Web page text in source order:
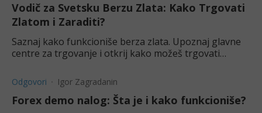
Vodič za Svetsku Berzu Zlata: Kako Trgovati
Zlatom i Zaraditi?
Saznaj kako funkcioniše berza zlata. Upoznaj glavne
centre za trgovanje i otkrij kako možeš trgovati
metala.
Odgovori Igor Zagradanin
Forex demo nalog: Šta je i kako funkcioniše?